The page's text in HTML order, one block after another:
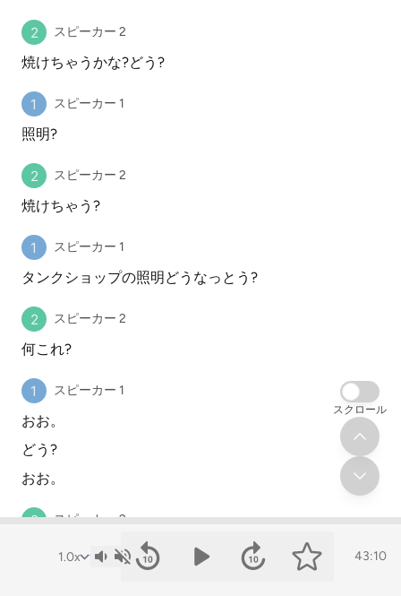
スピーカー 2
焼けちゃうかな?どう?
スピーカー 1
照明?
スピーカー 2
焼けちゃう?
スピーカー 1
タンクショップの照明どうなっとう?
スピーカー 2
何これ?
スピーカー 1
おお。
どう?
おお。
スピーカー 2
焼けてる? 43:10
スクロール